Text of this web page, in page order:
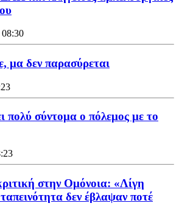
μα δεν παρασύρεται
πολύ σύντομα ο πόλεμος με το
στην Ομόνοια: «Λίγη
δεν έβλαψαν ποτέ